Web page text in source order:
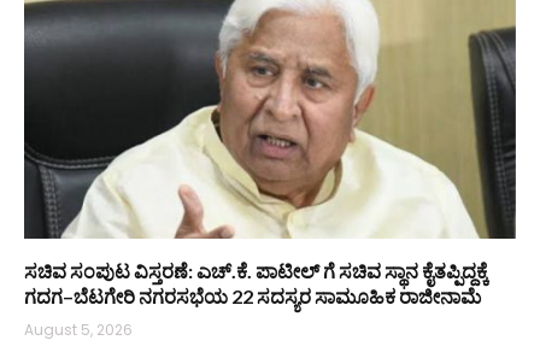
ಸಚಿವ ಸಂಪುಟ ವಿಸ್ತರಣೆ: ಎಚ್.ಕೆ. ಪಾಟೀಲ್ ಗೆ ಸಚಿವ ಸ್ಥಾನ ಕೈತಪ್ಪಿದ್ದಕ್ಕೆ
ಗದಗ–ಬೆಟಗೇರಿ ನಗರಸಭೆಯ 22 ಸದಸ್ಯರ ಸಾಮೂಹಿಕ ರಾಜೀನಾಮೆ
August 5, 2026